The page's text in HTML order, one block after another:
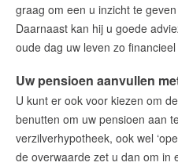
graag om een u inzicht te
Daarnaast kan hij u goede
oude dag uw leven zo
Uw pensioen aanvullen
U kunt er ook voor kiezen om
benutten om uw pensioen aan
verzilverhypotheek, ook wel
de overwaarde zet u dan om in